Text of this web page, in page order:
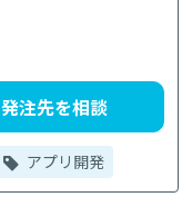
発注先を相談
アプリ開発